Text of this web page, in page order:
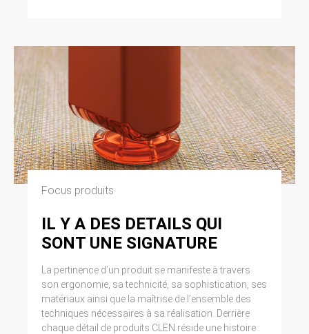
Focus produits
IL Y A DES DETAILS QUI
SONT UNE SIGNATURE
La pertinence d’un produit se manifeste à travers
son ergonomie, sa technicité, sa sophistication, ses
matériaux ainsi que la maîtrise de l’ensemble des
techniques nécessaires à sa réalisation. Derrière
chaque détail de produits CLEN réside une histoire :